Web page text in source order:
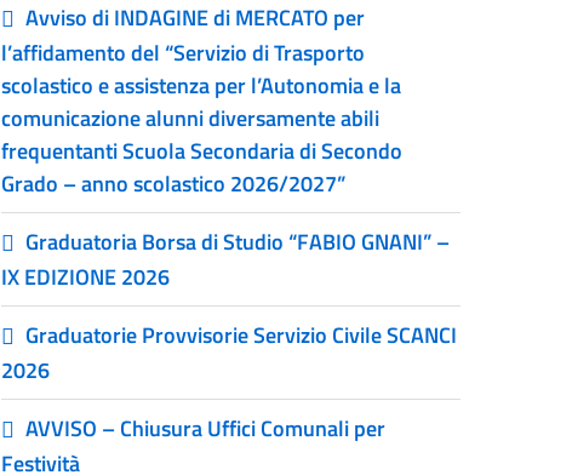
Avviso di INDAGINE di MERCATO per
l’affidamento del “Servizio di Trasporto
scolastico e assistenza per l’Autonomia e la
comunicazione alunni diversamente abili
frequentanti Scuola Secondaria di Secondo
Grado – anno scolastico 2026/2027”
Graduatoria Borsa di Studio “FABIO GNANI” –
IX EDIZIONE 2026
Graduatorie Provvisorie Servizio Civile SCANCI
2026
AVVISO – Chiusura Uffici Comunali per
Festività